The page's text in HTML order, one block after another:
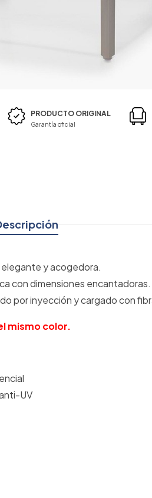
PRODUCTO ORIGINAL
Garantía oficial
y acogedora.
con dimensiones encantadoras.
por inyección y cargado con
mismo color.
UV